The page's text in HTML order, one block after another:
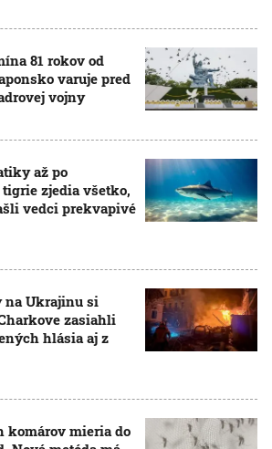
81 rokov od
varuje pred
vojny
až po
zjedia všetko,
vedci prekvapivé
na Ukrajinu si
zasiahli
hlásia aj z
komárov mieria do